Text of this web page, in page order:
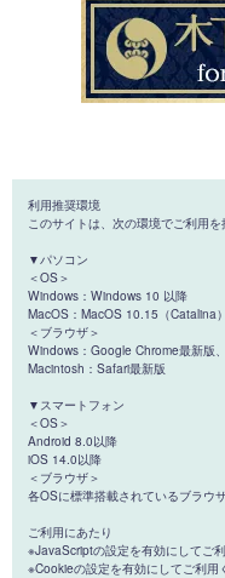
利用推奨環境
このサイトは、次の環境でご利用を
▼パソコン
＜OS＞
Windows：Windows 10 以降
MacOS：MacOS 10.15（Catalina
＜ブラウザ＞
Windows：Google Chrome最新版
Macintosh：Safari最新版
▼スマートフォン
＜OS＞
Android 8.0以降
iOS 14.0以降
＜ブラウザ＞
各OSに標準搭載されているブラウザ
ご利用にあたり
※JavaScriptの設定を有効にしてご利
※Cookieの設定を有効にしてご利用